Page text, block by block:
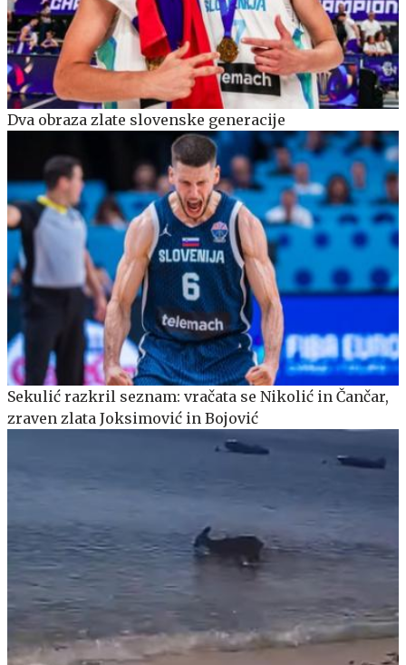
Dva obraza zlate slovenske generacije
Sekulić razkril seznam: vračata se Nikolić in Čančar,
zraven zlata Joksimović in Bojović